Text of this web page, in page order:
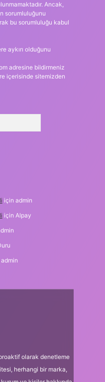
Ancak,
sorumluluğunu
bu sorumluluğu kabul
aykırı olduğunu
adresine bildirmeniz
içerisinde sitemizden
için admin
için Alpay
admin
olarak denetleme
herhangi bir marka,